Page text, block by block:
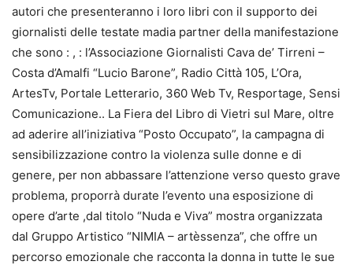
autori che presenteranno i loro libri con il supporto dei
giornalisti delle testate madia partner della manifestazione
che sono : , : l’Associazione Giornalisti Cava de’ Tirreni –
Costa d’Amalfi “Lucio Barone”, Radio Città 105, L’Ora,
ArtesTv, Portale Letterario, 360 Web Tv, Resportage, Sensi
Comunicazione.. La Fiera del Libro di Vietri sul Mare, oltre
ad aderire all’iniziativa “Posto Occupato”, la campagna di
sensibilizzazione contro la violenza sulle donne e di
genere, per non abbassare l’attenzione verso questo grave
problema, proporrà durate l’evento una esposizione di
opere d’arte ,dal titolo “Nuda e Viva” mostra organizzata
dal Gruppo Artistico “NIMIA – artèssenza”, che offre un
percorso emozionale che racconta la donna in tutte le sue